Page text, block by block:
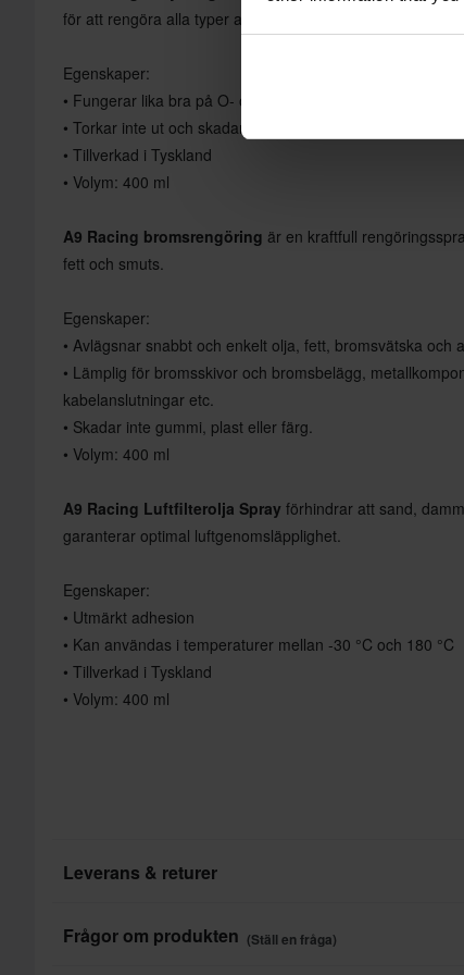
för att rengöra alla typer av kedjor.
Egenskaper:
• Fungerar lika bra på O- och X-ringskedjor
• Torkar inte ut och skadar gummitätningarna
• Tillverkad i Tyskland
• Volym: 400 ml
A9 Racing bromsrengöring är en kraftfull
fett och smuts.
Egenskaper:
• Avlägsnar snabbt och enkelt olja, fett, bromsvätska och
• Lämplig för bromsskivor och bromsbelägg,
kabelanslutningar etc.
• Skadar inte gummi, plast eller färg.
• Volym: 400 ml
A9 Racing Luftfilterolja Spray förhindrar att sand,
garanterar optimal luftgenomsläpplighet.
Egenskaper:
• Utmärkt adhesion
• Kan användas i temperaturer mellan -30 °C och 180 °C
• Tillverkad i Tyskland
• Volym: 400 ml
Leverans & returer
Snabba leveranser
Frågor om produkten (Ställ en fråga)